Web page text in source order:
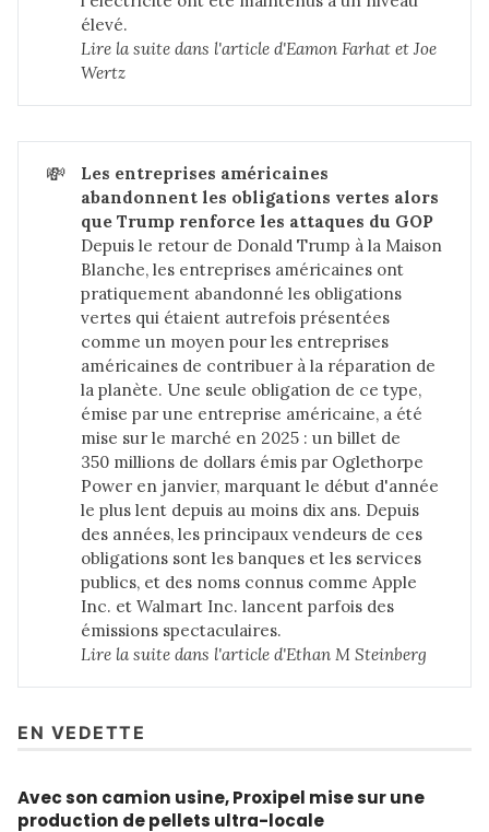
élevé.
Lire la suite dans l'article d'Eamon Farhat et Joe
Wertz
💸
Les entreprises américaines
abandonnent les obligations vertes alors
que Trump renforce les attaques du GOP
Depuis le retour de Donald Trump à la Maison
Blanche, les entreprises américaines ont
pratiquement abandonné les obligations
vertes qui étaient autrefois présentées
comme un moyen pour les entreprises
américaines de contribuer à la réparation de
la planète. Une seule obligation de ce type,
émise par une entreprise américaine, a été
mise sur le marché en 2025 : un billet de
350 millions de dollars émis par Oglethorpe
Power en janvier, marquant le début d'année
le plus lent depuis au moins dix ans. Depuis
des années, les principaux vendeurs de ces
obligations sont les banques et les services
publics, et des noms connus comme Apple
Inc. et Walmart Inc. lancent parfois des
émissions spectaculaires.
Lire la suite dans l'article d'Ethan M Steinberg
EN VEDETTE
Avec son camion usine, Proxipel mise sur une
production de pellets ultra-locale